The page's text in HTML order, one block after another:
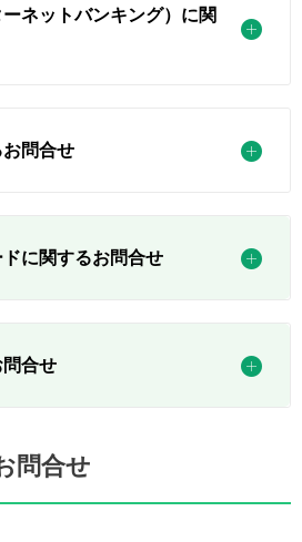
ネットバンキング）に関
問合せ
に関するお問合せ
合せ
問合せ